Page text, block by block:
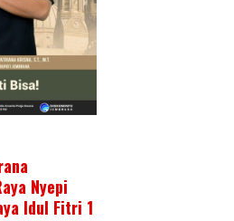
Nyepi
Idul Fitri 1